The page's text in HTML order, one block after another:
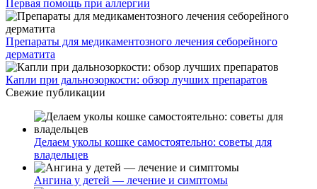
Первая помощь при аллергии
Препараты для медикаментозного лечения себорейного
дерматита
Капли при дальнозоркости: обзор лучших препаратов
Свежие публикации
Делаем уколы кошке самостоятельно: советы для
владельцев
Ангина у детей — лечение и симптомы